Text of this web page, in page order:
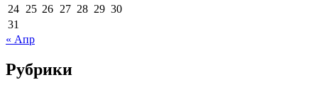
24 25 26 27 28 29 30
31
« Апр
Рубрики